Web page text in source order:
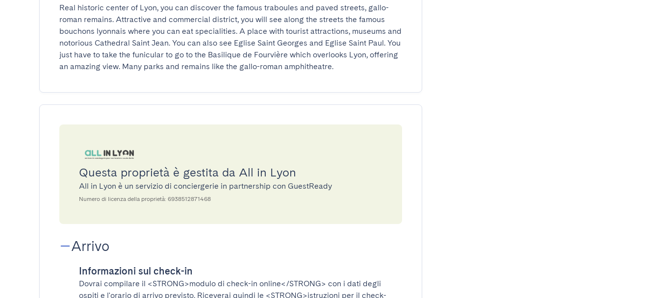
Real historic center of Lyon, you can discover the famous traboules and paved streets, gallo-
roman remains. Attractive and commercial district, you will see along the streets the famous
bouchons lyonnais where you can eat specialities. A place with tourist attractions, museums and
notorious Cathedral Saint Jean. You can also see Eglise Saint Georges and Eglise Saint Paul. You
just have to take the funicular to go to the Basilique de Fourvière which overlooks Lyon, offering
an amazing view. Many parks and remains like the gallo-roman amphitheatre.
Questa proprietà è gestita da All in Lyon
All in Lyon è un servizio di conciergerie in partnership con GuestReady
Numero di licenza della proprietà: 6938512871468
Arrivo
Informazioni sul check-in
Dovrai compilare il <STRONG>modulo di check-in online</STRONG> con i dati degli
ospiti e l'orario di arrivo previsto. Riceverai quindi le <STRONG>istruzioni per il check-